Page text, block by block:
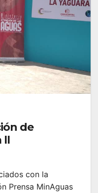
de
ll
con la
Prensa MinAguas